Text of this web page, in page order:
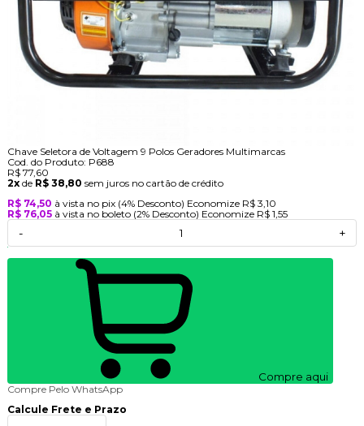
Chave Seletora de Voltagem 9 Polos Geradores Multimarcas
Cod. do Produto: P688
R$ 77,60
2xde R$ 38,80 sem juros no cartão de crédito
R$ 74,50 à vista no pix (4% Desconto) Economize R$ 3,10
R$ 76,05 à vista no boleto (2% Desconto) Economize R$ 1,55
- +
Compre aqui
Compre Pelo WhatsApp
Calcule Frete e Prazo